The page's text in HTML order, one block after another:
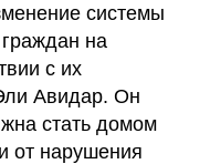
системы
на
с их
Авидар. Он
стать домом
от нарушения